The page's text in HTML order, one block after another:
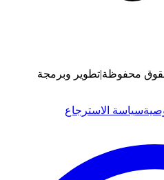
محفوظة|تطوير وبرمجة
سياسة الاسترجاع